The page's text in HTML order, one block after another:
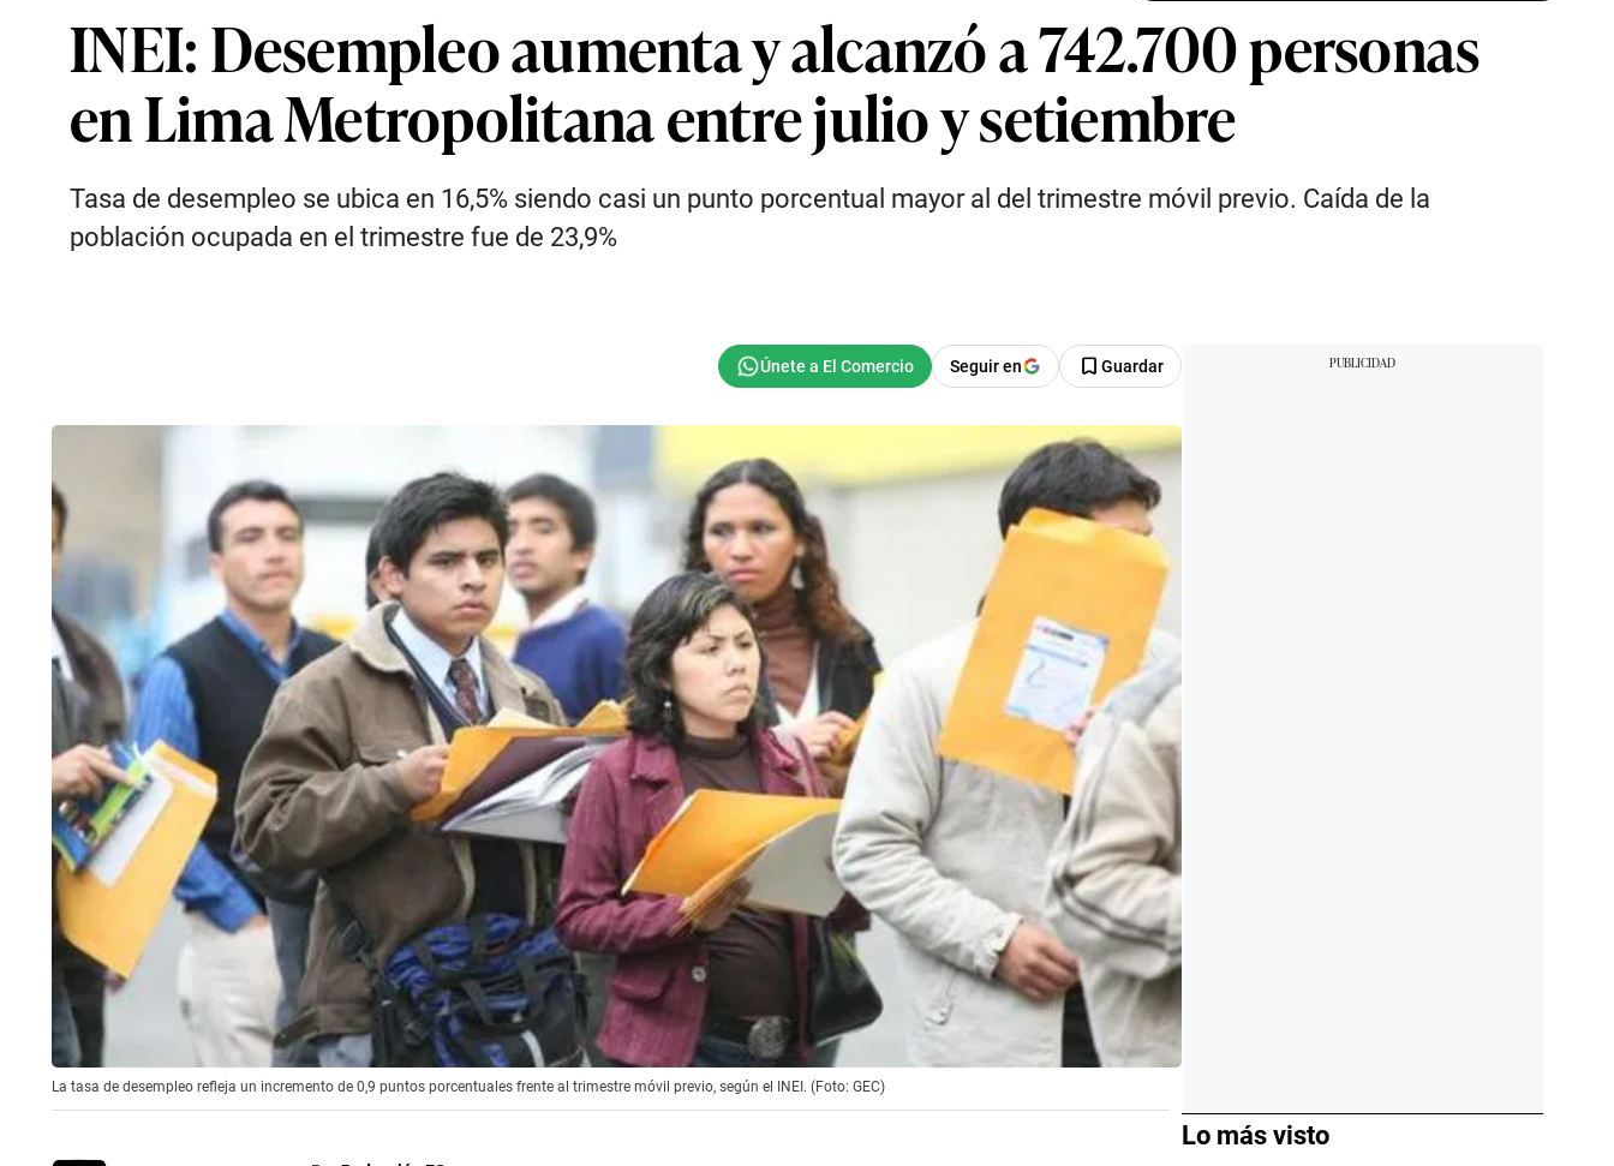
INEI: Desempleo aumenta y alcanzó a 742.700 personas
en Lima Metropolitana entre julio y setiembre
Tasa de desempleo se ubica en 16,5% siendo casi un punto porcentual mayor al del trimestre móvil previo. Caída de la
población ocupada en el trimestre fue de 23,9%
Seguir en Guardar
La tasa de desempleo refleja un incremento de 0,9 puntos porcentuales frente al trimestre móvil previo, según el INEI. (Foto: GEC)
Lo más visto